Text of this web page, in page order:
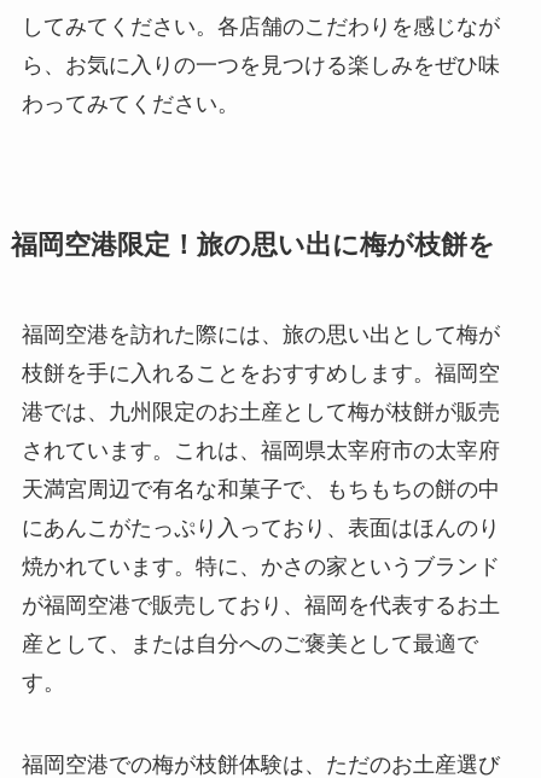
してみてください。各店舗のこだわりを感じなが
ら、お気に入りの一つを見つける楽しみをぜひ味
わってみてください。
福岡空港限定！旅の思い出に梅が枝餅を
福岡空港を訪れた際には、旅の思い出として梅が
枝餅を手に入れることをおすすめします。福岡空
港では、九州限定のお土産として梅が枝餅が販売
されています。これは、福岡県太宰府市の太宰府
天満宮周辺で有名な和菓子で、もちもちの餅の中
にあんこがたっぷり入っており、表面はほんのり
焼かれています。特に、かさの家というブランド
が福岡空港で販売しており、福岡を代表するお土
産として、または自分へのご褒美として最適で
す。
福岡空港での梅が枝餅体験は、ただのお土産選び